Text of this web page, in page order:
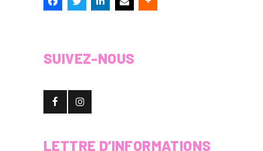
SUIVEZ-NOUS
LETTRE D’INFORMATIONS